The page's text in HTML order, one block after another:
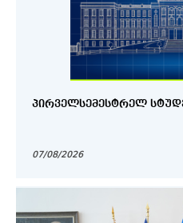
ᲞᲘᲠᲕᲔᲚᲡᲔᲛᲔᲡᲢᲠᲔᲚ
07/08/2026